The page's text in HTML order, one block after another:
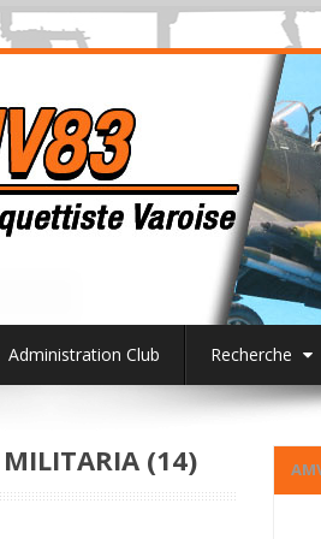
Administration Club Recherche
(14)